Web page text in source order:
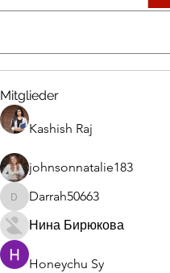
Mitglieder
Kashish Raj
johnsonnatalie183
Darrah50663
Darrah50663
Нина Бирюкова
Honeychu Sy